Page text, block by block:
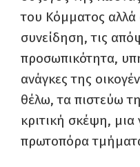
του Κόμματος αλλά
συνείδηση, τις
προσωπικότητα,
ανάγκες της
θέλω, τα πιστεύω
κριτική σκέψη,
πρωτοπόρα